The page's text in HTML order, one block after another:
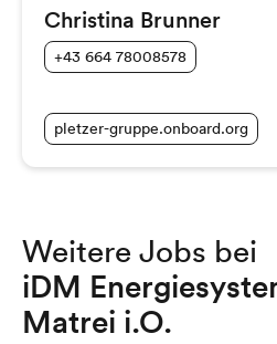
Christina Brunner
+43 664 78008578
pletzer-gruppe.onboard.org
Weitere Jobs bei
iDM
Matrei i.O.